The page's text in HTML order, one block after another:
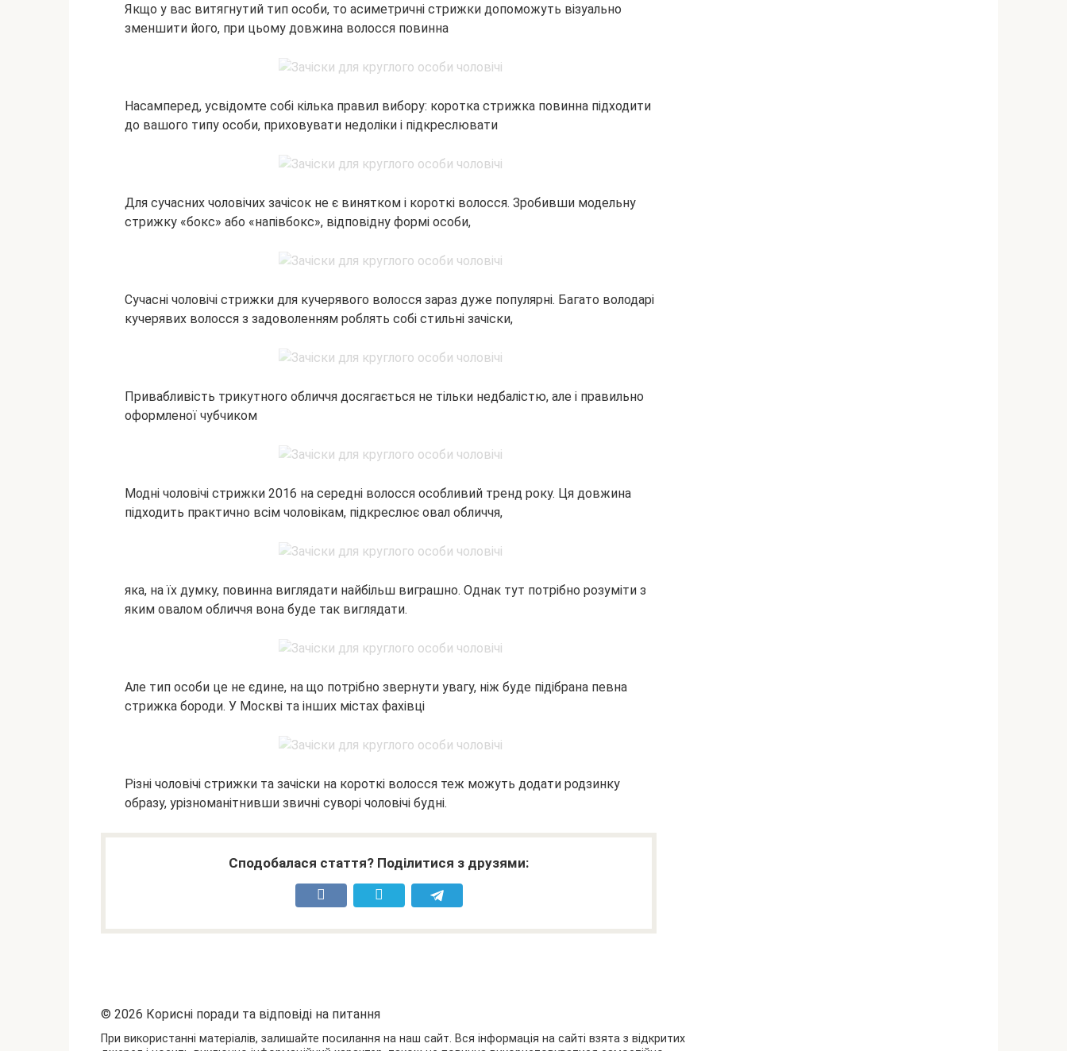
Якщо у вас витягнутий тип особи, то асиметричні стрижки допоможуть візуально
зменшити його, при цьому довжина волосся повинна
Насамперед, усвідомте собі кілька правил вибору: коротка стрижка повинна підходити
до вашого типу особи, приховувати недоліки і підкреслювати
Для сучасних чоловічих зачісок не є винятком і короткі волосся. Зробивши модельну
стрижку «бокс» або «напівбокс», відповідну формі особи,
Сучасні чоловічі стрижки для кучерявого волосся зараз дуже популярні. Багато володарі
кучерявих волосся з задоволенням роблять собі стильні зачіски,
Привабливість трикутного обличчя досягається не тільки недбалістю, але і правильно
оформленої чубчиком
Модні чоловічі стрижки 2016 на середні волосся особливий тренд року. Ця довжина
підходить практично всім чоловікам, підкреслює овал обличчя,
яка, на їх думку, повинна виглядати найбільш виграшно. Однак тут потрібно розуміти з
яким овалом обличчя вона буде так виглядати.
Але тип особи це не єдине, на що потрібно звернути увагу, ніж буде підібрана певна
стрижка бороди. У Москві та інших містах фахівці
Різні чоловічі стрижки та зачіски на короткі волосся теж можуть додати родзинку
образу, урізноманітнивши звичні суворі чоловічі будні.
Сподобалася стаття? Поділитися з друзями:
© 2026 Корисні поради та відповіді на питання
При використанні матеріалів, залишайте посилання на наш сайт. Вся інформація на сайті взята з відкритих